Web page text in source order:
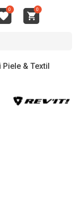
0 0
Piele & Textil